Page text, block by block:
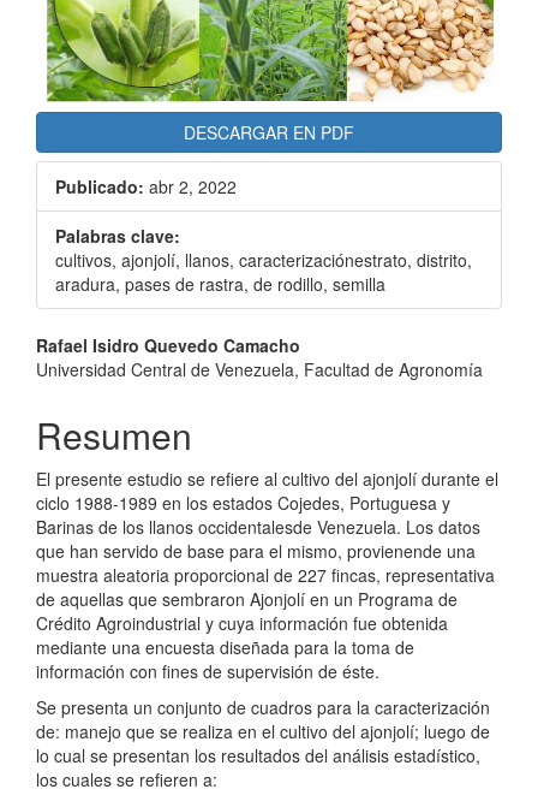
DESCARGAR EN PDF
Publicado: abr 2, 2022
Palabras clave:
cultivos, ajonjolí, llanos, caracterizaciónestrato, distrito,
aradura, pases de rastra, de rodillo, semilla
Contenido
principal
del
artículo
Rafael Isidro Quevedo Camacho
Universidad Central de Venezuela, Facultad de Agronomía
Resumen
El presente estudio se refiere al cultivo del ajonjolí durante el
ciclo 1988-1989 en los estados Cojedes, Portuguesa y
Barinas de los llanos occidentalesde Venezuela. Los datos
que han servido de base para el mismo, provienende una
muestra aleatoria proporcional de 227 fincas, representativa
de aquellas que sembraron Ajonjolí en un Programa de
Crédito Agroindustrial y cuya información fue obtenida
mediante una encuesta diseñada para la toma de
información con fines de supervisión de éste.
Se presenta un conjunto de cuadros para la caracterización
de: manejo que se realiza en el cultivo del ajonjolí; luego de
lo cual se presentan los resultados del análisis estadístico,
los cuales se refieren a: